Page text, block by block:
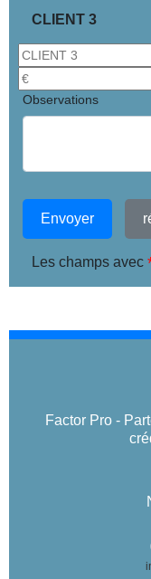
CLIENT 3
Observations
Envoyer
Les champs avec
Factor Pro -